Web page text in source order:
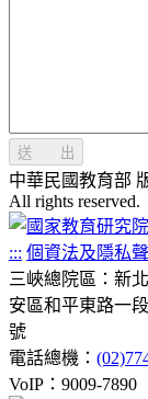
送 出
中華民國教育部
All rights reserved.
::: 個資法及隱私
三峽總院區：新
安區和平東路一
號
電話總機：
VoIP：9009-7890